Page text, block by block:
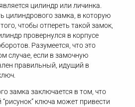
цилиндр или личинка.
цилиндрового замка, в которую
чтобы отпереть такой замок,
провернулся в корпусе
Разумеется, что это
случае, если в замочную
правильный, идущий в
замка заключается в том, что
ключа может привести